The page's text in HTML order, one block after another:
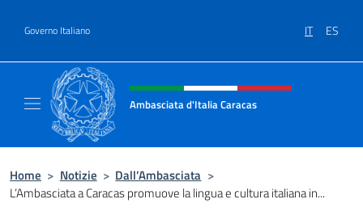
Governo Italiano IT ES
Intestazione sito, social e menù
Ambasciata d'Italia Caracas
Home > Notizie > Dall’Ambasciata >
L’Ambasciata a Caracas promuove la lingua e cultura italiana in...